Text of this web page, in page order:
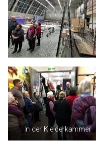
In der Kleiderkammer